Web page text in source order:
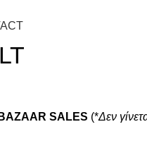
BAZAAR SALES (*Δεν